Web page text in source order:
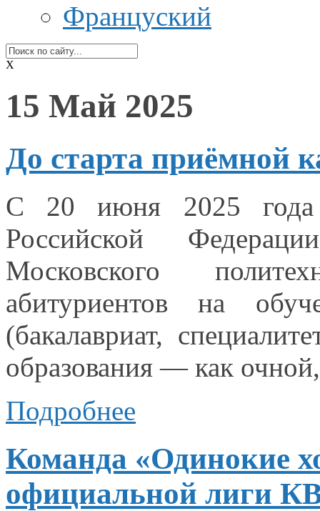
Француский
X
15 Май 2025
До старта приёмной
С 20 июня 2025 года
Российской
Московского
абитуриентовна
(бакалавриат,
образования — как
Подробнее
Команда «Одинокие
официальной лиги